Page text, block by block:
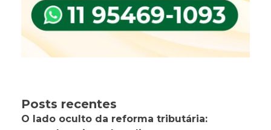
Posts recentes
O lado oculto da reforma tributária: